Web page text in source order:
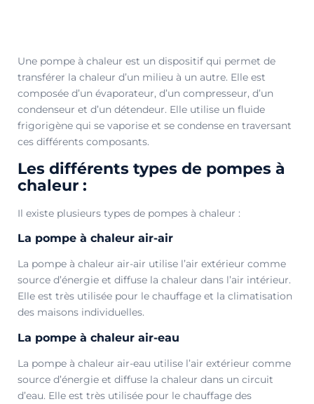
Une pompe à chaleur est un dispositif qui permet de
transférer la chaleur d’un milieu à un autre. Elle est
composée d’un évaporateur, d’un compresseur, d’un
condenseur et d’un détendeur. Elle utilise un fluide
frigorigène qui se vaporise et se condense en traversant
ces différents composants.
Les différents types de pompes à
chaleur :​
Il existe plusieurs types de pompes à chaleur :
La pompe à chaleur air-air
La pompe à chaleur air-air utilise l’air extérieur comme
source d’énergie et diffuse la chaleur dans l’air intérieur.
Elle est très utilisée pour le chauffage et la climatisation
des maisons individuelles.
La pompe à chaleur air-eau
La pompe à chaleur air-eau utilise l’air extérieur comme
source d’énergie et diffuse la chaleur dans un circuit
d’eau. Elle est très utilisée pour le chauffage des